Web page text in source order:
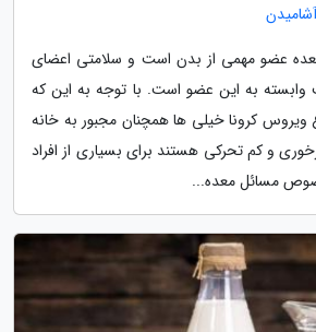
عضو مهمی از بدن است و سلامتی اعضای
وابسته به این عضو است. با توجه به این که
ویروس کرونا خیلی ها همچنان مجبور به خانه
و کم تحرکی هستند برای بسیاری از افراد
مسائل معده...